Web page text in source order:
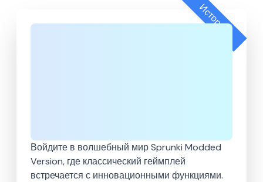
История
Войдите в волшебный мир Sprunki Modded
Version, где классический геймплей
встречается с инновационными функциями.